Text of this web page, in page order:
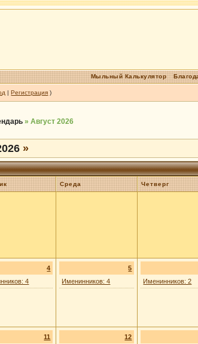
Мыльный Калькулятор
|Регистрация )
» Август 2026
»
Среда Четверг
4
4
5
Именинников: 4
Именинников: 2
11
12